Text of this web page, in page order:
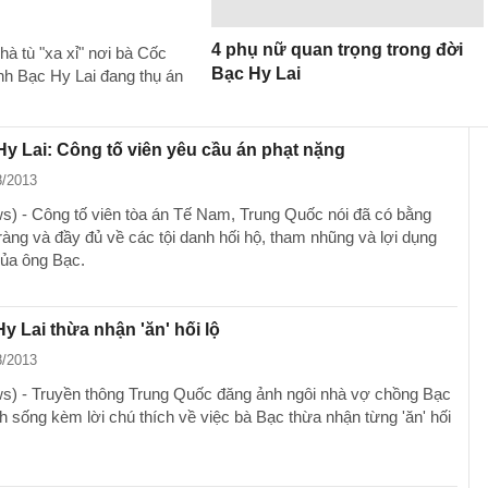
tù "xa xỉ" nơi bà Cốc
Bạc Hy Lai đang thụ án
4 phụ nữ quan trọng trong đời
Bạc Hy Lai
Lai: Công tố viên yêu cầu án phạt nặng
2013
- Công tố viên tòa án Tế Nam, Trung Quốc nói đã có bằng
và đầy đủ về các tội danh hối hộ, tham nhũng và lợi dụng
ông Bạc.
Lai thừa nhận 'ăn' hối lộ
2013
- Truyền thông Trung Quốc đăng ảnh ngôi nhà vợ chồng Bạc
sống kèm lời chú thích về việc bà Bạc thừa nhận từng 'ăn' hối